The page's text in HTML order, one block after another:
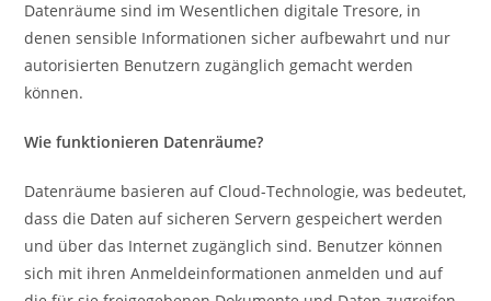
Datenräume sind im Wesentlichen digitale Tresore, in
denen sensible Informationen sicher aufbewahrt und nur
autorisierten Benutzern zugänglich gemacht werden
können.
Wie funktionieren Datenräume?
Datenräume basieren auf Cloud-Technologie, was bedeutet,
dass die Daten auf sicheren Servern gespeichert werden
und über das Internet zugänglich sind. Benutzer können
sich mit ihren Anmeldeinformationen anmelden und auf